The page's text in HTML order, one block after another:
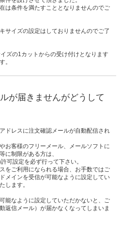
は条件を満たすこととなりませんのでご
サイズの設定はしておりませんのでご了
ズの1カットからの受け付けとなります
。
が届きませんがどうして
ドレスに注文確認メールが自動配信され
お客様のフリーメール、メールソフトに
に制限がある方は、
可設定を必ず行って下さい。
をご利用になられる場合、お手数ではご
メインを受信が可能なように設定してい
します。
能なように設定していただかないと、ご
返信メール）が届かなくなってしまいま